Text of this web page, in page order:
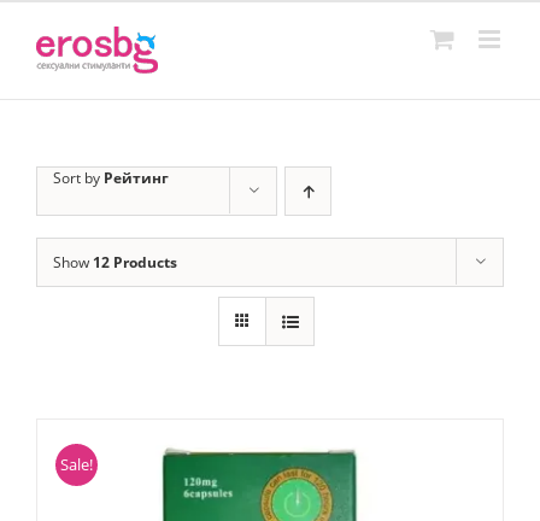
content
Sort by Рейтинг
Show 12 Products
Sale!